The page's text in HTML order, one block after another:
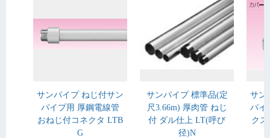
サンパイプ ねじ付サン
パイプ用 厚鋼電線管
おねじ付コネクタ LTB
G
サンパイプ 標準品(定
尺3.66m) 厚肉管 ねじ
付 ダル仕上 LT(呼び
径)N
サン
パイ
ク